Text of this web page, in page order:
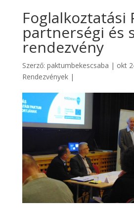
Foglalkoztatási
partnerségi és
rendezvény
Szerző: paktumbekescsaba | okt
Rendezvények|